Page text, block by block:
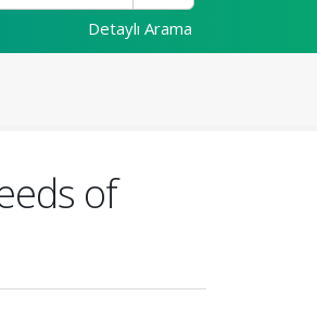
Detaylı Arama
of